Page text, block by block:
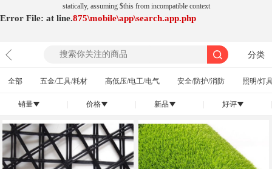
statically, assuming $this from incompatible context
Error File: \mobile\app\search.app.php
at 875
line.
分类
全部 五金/工具/耗材 高低压/电工/电气 安全/防护/消防 照明/灯
销量󰄢 价格󰄢 新品󰄢 好评󰄢